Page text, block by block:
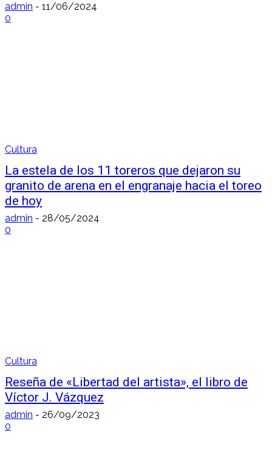
admin - 11/06/2024
0
Cultura
La estela de los 11 toreros que dejaron su
granito de arena en el engranaje hacia el toreo
de hoy
admin - 28/05/2024
0
Cultura
Reseña de «Libertad del artista», el libro de
Víctor J. Vázquez
admin - 26/09/2023
0